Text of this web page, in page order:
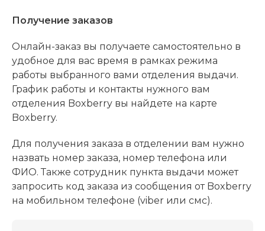
Получение заказов
Онлайн-заказ вы получаете самостоятельно в
удобное для вас время в рамках режима
работы выбранного вами отделения выдачи.
График работы и контакты нужного вам
отделения Boxberry вы найдете на карте
Boxberry.
Для получения заказа в отделении вам нужно
назвать номер заказа, номер телефона или
ФИО. Также сотрудник пункта выдачи может
запросить код заказа из сообщения от Boxberry
на мобильном телефоне (viber или смс).